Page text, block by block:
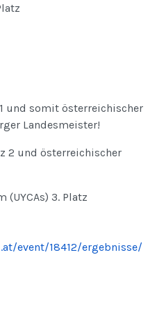
und somit österreichischer
Landesmeister!
2 und österreichischer
3. Platz
event/18412/ergebnisse/